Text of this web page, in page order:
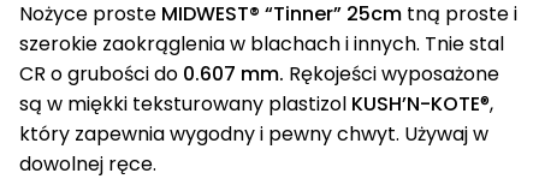
Nożyce proste MIDWEST® “Tinner” 25cm tną proste i
szerokie zaokrąglenia w blachach i innych. Tnie stal
CR o grubości do 0.607 mm. Rękojeści wyposażone
są w miękki teksturowany plastizol KUSH’N-KOTE®,
który zapewnia wygodny i pewny chwyt. Używaj w
dowolnej ręce.